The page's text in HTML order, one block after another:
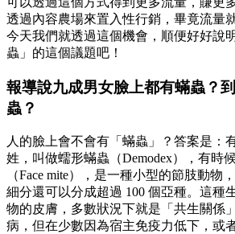
透過內容農場來置入性行銷，畢竟流量
今天我們就透過這個機會，順便好好說
蟲」的這個議題吧！
報導說九成男女臉上都有蟎蟲？
蟲？
人的臉上會不會有「蟎蟲」？答案是：
姓，叫做蠕形蟎蟲（Demodex），有時
（Face mite），是一種小型的節肢動物
細分還可以分成超過 100 個亞種。這種
物的皮膚，多數狀況下就是「共生關係
病，但在少數因為宿主免疫力低下，或